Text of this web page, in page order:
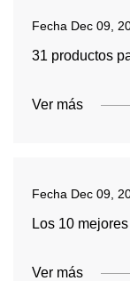
Fecha Dec 09,
31 productos
Ver más
Fecha Dec 09,
Los 10
Ver más